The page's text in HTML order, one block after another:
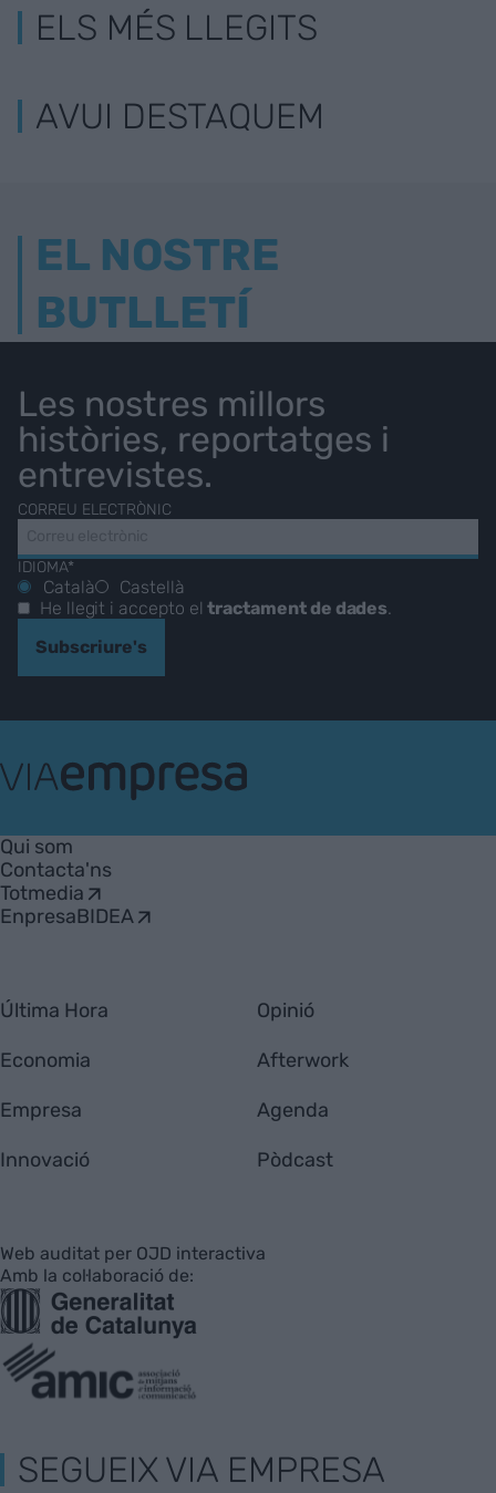
ELS MÉS LLEGITS
AVUI DESTAQUEM
EL NOSTRE
BUTLLETÍ
Les nostres millors
històries, reportatges i
entrevistes.
CORREU ELECTRÒNIC
IDIOMA*
Català
Castellà
He llegit i accepto eltractament de dades.
Subscriure's
Empresa
Qui som
Contacta'ns
Totmedia
EnpresaBIDEA
Última Hora
Economia
Empresa
Innovació
Opinió
Afterwork
Agenda
Pòdcast
Web auditat per OJD interactiva
Amb la col·laboració de:
SEGUEIX VIA EMPRESA